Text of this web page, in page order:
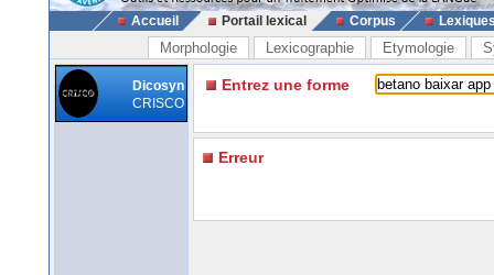
Accueil Portail lexical Corpus
Morphologie Lexicographie Etymologie
Dicosyn
CRISCO
Entrez une forme
Erreur